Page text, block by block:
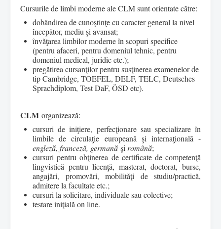
Cursurile de limbi moderne ale CLM sunt orientate către:
dobândirea de cunoştinţe cu caracter general la nivel
începător, mediu şi avansat;
învăţarea limbilor moderne în scopuri specifice
(pentru afaceri, pentru domeniul tehnic, pentru
domeniul medical, juridic etc.);
pregătirea cursanţilor pentru susţinerea examenelor de
tip Cambridge, TOEFEL, DELF, TELC, Deutsches
Sprachdiplom, Test DaF, ÖSD etc).
CLM organizează:
cursuri de iniţiere, perfecţionare sau specializare în
limbile de circulaţie europeană şi internaţională -
engleză, franceză, germană şi română;
cursuri pentru obţinerea de certificate de competenţă
lingvistică pentru licenţă, masterat, doctorat, burse,
angajări, promovări, mobilităţi de studiu/practică,
admitere la facultate etc.;
cursuri la solicitare, individuale sau colective;
testare iniţială on line.